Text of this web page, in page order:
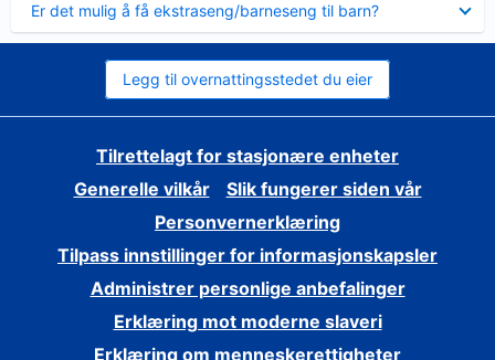
Er det mulig å få ekstraseng/barneseng til barn?
mindre
Legg til overnattingsstedet du eier
Tilrettelagt for stasjonære enheter
Generelle vilkår
Slik fungerer siden vår
Personvernerklæring
Tilpass innstillinger for informasjonskapsler
Administrer personlige anbefalinger
Erklæring mot moderne slaveri
Erklæring om menneskerettigheter